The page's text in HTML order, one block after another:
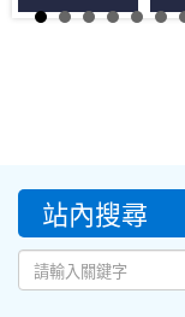
::: 站內搜尋